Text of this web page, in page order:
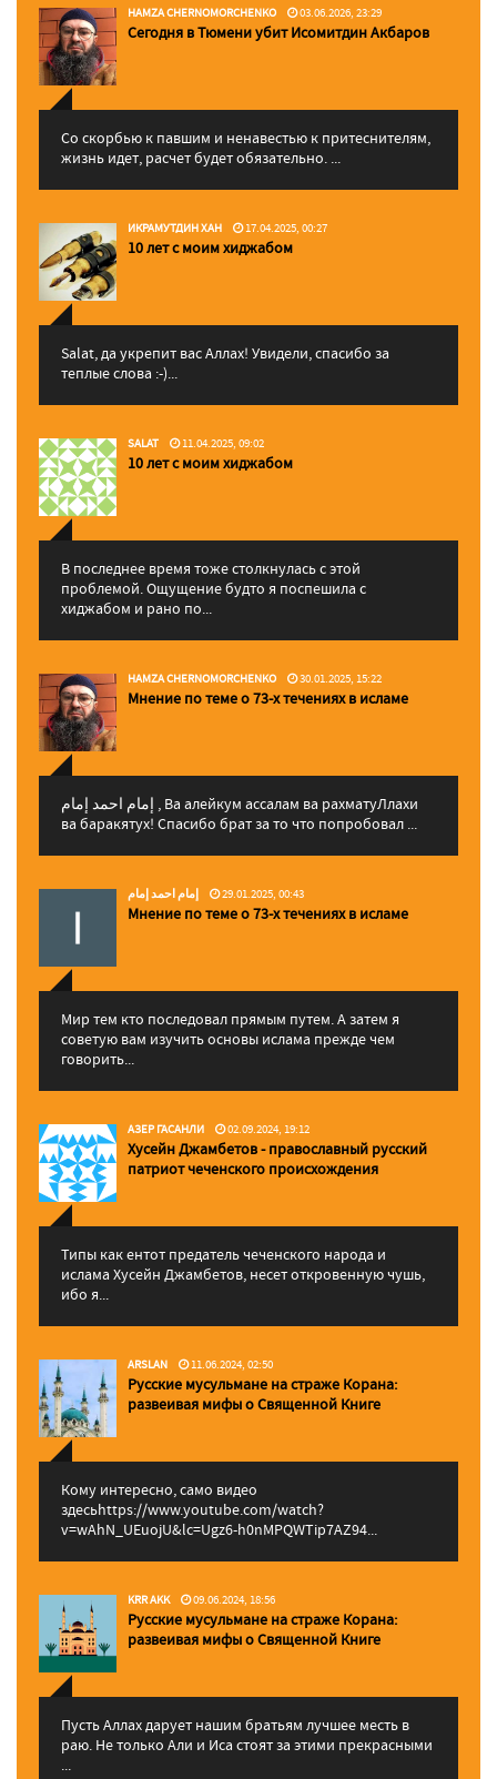
HAMZA CHERNOMORCHENKO 03.06.2026, 23:29
Сегодня в Тюмени убит Исомитдин Акбаров
Со скорбью к павшим и ненавестью к притеснителям,
жизнь идет, расчет будет обязательно. ...
ИКРАМУТДИН ХАН 17.04.2025, 00:27
10 лет с моим хиджабом
Salat, да укрепит вас Аллаx! Увидели, спасибо за
теплые слова :-)...
SALAT 11.04.2025, 09:02
10 лет с моим хиджабом
В последнее время тоже столкнулась с этой
проблемой. Ощущение будто я поспешила с
хиджабом и рано по...
HAMZA CHERNOMORCHENKO 30.01.2025, 15:22
Мнение по теме о 73-х течениях в исламе
إمام احمد إمام , Ва алейкум ассалам ва рахматуЛлахи
ва баракятух! Спасибо брат за то что попробовал ...
إمام احمد إمام 29.01.2025, 00:43
Мнение по теме о 73-х течениях в исламе
Мир тем кто последовал прямым путем. А затем я
советую вам изучить основы ислама прежде чем
говорить...
АЗЕР ГАСАНЛИ 02.09.2024, 19:12
Хусейн Джамбетов - православный русский
патриот чеченского происхождения
Типы как ентот предатель чеченского народа и
ислама Хусейн Джамбетов, несет откровенную чушь,
ибо я...
ARSLAN 11.06.2024, 02:50
Русские мусульмане на страже Корана:
pазвеивая мифы о Священной Книге
Кому интересно, само видео
здесьhttps://www.youtube.com/watch?
v=wAhN_UEuojU&lc=Ugz6-h0nMPQWTip7AZ94...
KRR AKK 09.06.2024, 18:56
Русские мусульмане на страже Корана:
pазвеивая мифы о Священной Книге
Пусть Аллах дарует нашим братьям лучшее месть в
раю. Не только Али и Иса стоят за этими прекрасными
...